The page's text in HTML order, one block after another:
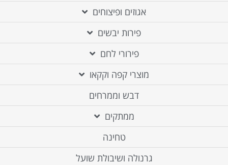
אגוזים ופיצוחים
פירות יבשים
פירורי לחם
מוצרי קפה וקקאו
דבש וממרחים
ממתקים
טחינה
גרנולה ושיבולת שועל
תבלינים קטנים
בצנצנת
תבלינים
אגוזים ופיצוחים
פירות יבשים
פירורי לחם
מוצרי קפה וקקאו